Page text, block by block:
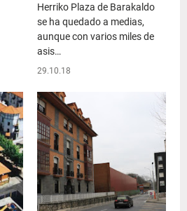
Herriko Plaza de Barakaldo
se ha quedado a medias,
aunque con varios miles de
asis…
29.10.18